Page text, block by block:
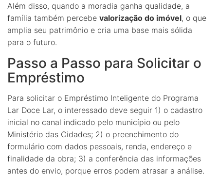
Além disso, quando a moradia ganha qualidade, a
família também percebe valorização do imóvel, o que
amplia seu patrimônio e cria uma base mais sólida
para o futuro.
Passo a Passo para Solicitar o
Empréstimo
Para solicitar o Empréstimo Inteligente do Programa
Lar Doce Lar, o interessado deve seguir 1) o cadastro
inicial no canal indicado pelo município ou pelo
Ministério das Cidades; 2) o preenchimento do
formulário com dados pessoais, renda, endereço e
finalidade da obra; 3) a conferência das informações
antes do envio, porque erros podem atrasar a análise.